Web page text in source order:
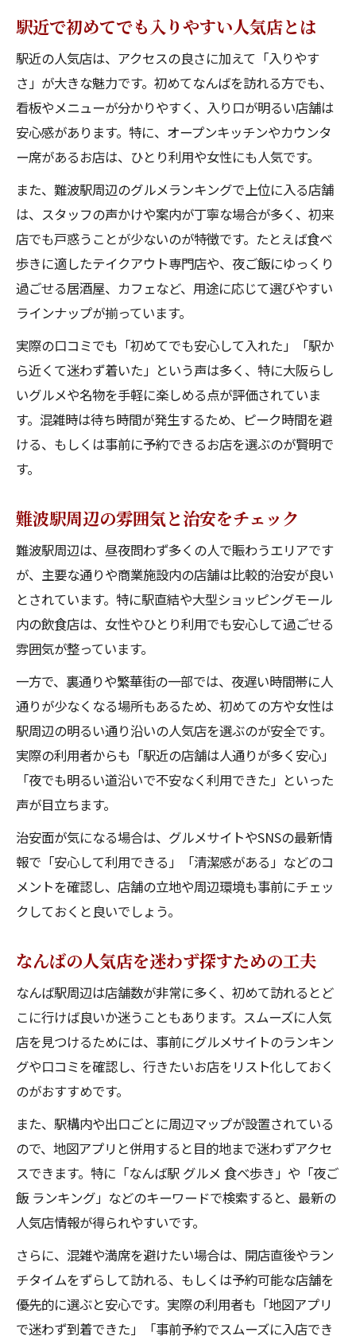
高評価グルメで満足度を高めるポイント
一人利用におすすめのグルメランキング
テイクアウト可能ななんばの人気店の魅力
駅近くで外しにくいなんばの人気店活用法
駅近で外さないなんばの人気店の選び方
アクセス抜群なグルメで快適な食事体験
混雑しにくい人気店を見極めるポイント
利用シーン別に選ぶ駅近人気店の特徴
観光と食事を両立できる人気店の探し方
駅近で初めてでも入りやすい人気店とは
駅近の人気店は、アクセスの良さに加えて「入りやす
さ」が大きな魅力です。初めてなんばを訪れる方でも、
看板やメニューが分かりやすく、入り口が明るい店舗は
安心感があります。特に、オープンキッチンやカウンタ
ー席があるお店は、ひとり利用や女性にも人気です。
また、難波駅周辺のグルメランキングで上位に入る店舗
は、スタッフの声かけや案内が丁寧な場合が多く、初来
店でも戸惑うことが少ないのが特徴です。たとえば食べ
歩きに適したテイクアウト専門店や、夜ご飯にゆっくり
過ごせる居酒屋、カフェなど、用途に応じて選びやすい
ラインナップが揃っています。
実際の口コミでも「初めてでも安心して入れた」「駅か
ら近くて迷わず着いた」という声は多く、特に大阪らし
いグルメや名物を手軽に楽しめる点が評価されていま
す。混雑時は待ち時間が発生するため、ピーク時間を避
ける、もしくは事前に予約できるお店を選ぶのが賢明で
す。
難波駅周辺の雰囲気と治安をチェック
難波駅周辺は、昼夜問わず多くの人で賑わうエリアです
が、主要な通りや商業施設内の店舗は比較的治安が良い
とされています。特に駅直結や大型ショッピングモール
内の飲食店は、女性やひとり利用でも安心して過ごせる
雰囲気が整っています。
一方で、裏通りや繁華街の一部では、夜遅い時間帯に人
通りが少なくなる場所もあるため、初めての方や女性は
駅周辺の明るい通り沿いの人気店を選ぶのが安全です。
実際の利用者からも「駅近の店舗は人通りが多く安心」
「夜でも明るい道沿いで不安なく利用できた」といった
声が目立ちます。
治安面が気になる場合は、グルメサイトやSNSの最新情
報で「安心して利用できる」「清潔感がある」などのコ
メントを確認し、店舗の立地や周辺環境も事前にチェッ
クしておくと良いでしょう。
なんばの人気店を迷わず探すための工夫
なんば駅周辺は店舗数が非常に多く、初めて訪れるとど
こに行けば良いか迷うこともあります。スムーズに人気
店を見つけるためには、事前にグルメサイトのランキン
グや口コミを確認し、行きたいお店をリスト化しておく
のがおすすめです。
また、駅構内や出口ごとに周辺マップが設置されている
ので、地図アプリと併用すると目的地まで迷わずアクセ
スできます。特に「なんば駅 グルメ 食べ歩き」や「夜ご
飯 ランキング」などのキーワードで検索すると、最新の
人気店情報が得られやすいです。
さらに、混雑や満席を避けたい場合は、開店直後やラン
チタイムをずらして訪れる、もしくは予約可能な店舗を
優先的に選ぶと安心です。実際の利用者も「地図アプリ
で迷わず到着できた」「事前予約でスムーズに入店でき